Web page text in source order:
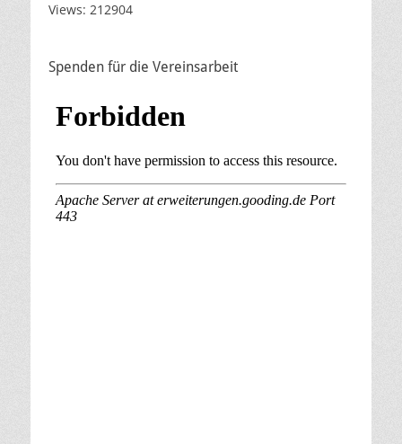
Views: 212904
Spenden für die Vereinsarbeit